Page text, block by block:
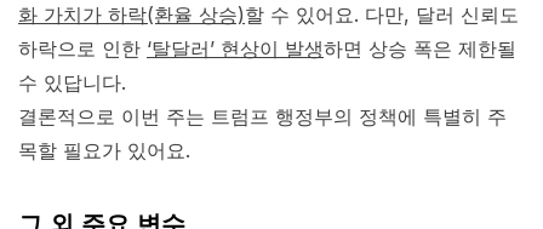
화 가치가 하락(환율 상승)할 수 있어요. 다만, 달러 신뢰도
하락으로 인한 ‘탈달러’ 현상이 발생하면 상승 폭은 제한될
수 있답니다.
결론적으로 이번 주는 트럼프 행정부의 정책에 특별히 주
목할 필요가 있어요.